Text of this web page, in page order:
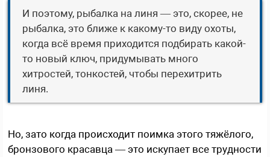
И поэтому, рыбалка на линя — это, скорее, не
рыбалка, это ближе к какому-то виду охоты,
когда всё время приходится подбирать какой-
то новый ключ, придумывать много
хитростей, тонкостей, чтобы перехитрить
линя.
Но, зато когда происходит поимка этого тяжёлого,
бронзового красавца — это искупает все трудности